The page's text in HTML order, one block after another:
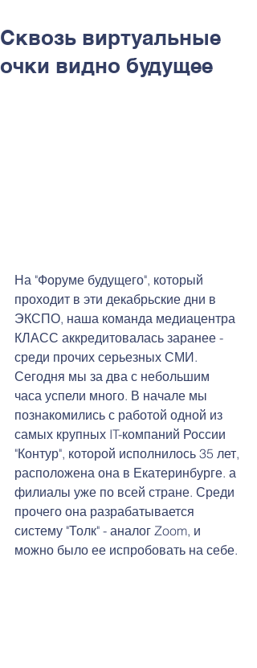
Сквозь виртуальные
очки видно будущее
На "Форуме будущего", который
проходит в эти декабрьские дни в
ЭКСПО, наша команда медиацентра
КЛАСС аккредитовалась заранее -
среди прочих серьезных СМИ.
Сегодня мы за два с небольшим
часа успели много. В начале мы
познакомились с работой одной из
самых крупных IT-компаний России
"Контур", которой исполнилось 35 лет,
расположена она в Екатеринбурге. а
филиалы уже по всей стране. Среди
прочего она разрабатывается
систему "Толк" - аналог Zoom, и
можно было ее испробовать на себе.